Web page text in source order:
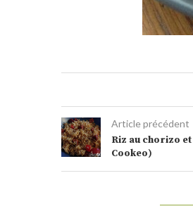
Article précédent
Riz au chorizo
Cookeo)